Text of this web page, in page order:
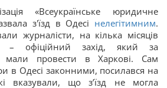
«Всеукраїнське юридичне
з'їзд в Одесі нелегітимним.
журналісти, на кілька місяців
– офіційний захід, який за
мали провести в Харкові. Сам
в Одесі законними, посилався на
вказували, що з’їзд не могла